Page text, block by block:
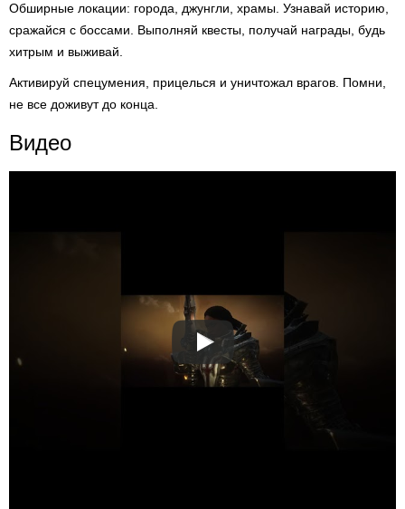
Обширные локации: города, джунгли, храмы. Узнавай историю,
сражайся с боссами. Выполняй квесты, получай награды, будь
хитрым и выживай.
Активируй спецумения, прицелься и уничтожал врагов. Помни,
не все доживут до конца.
Видео